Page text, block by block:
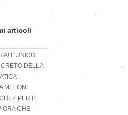
articoli
L’UNICO
DELLA
MELONI
PER IL
ORA CHE